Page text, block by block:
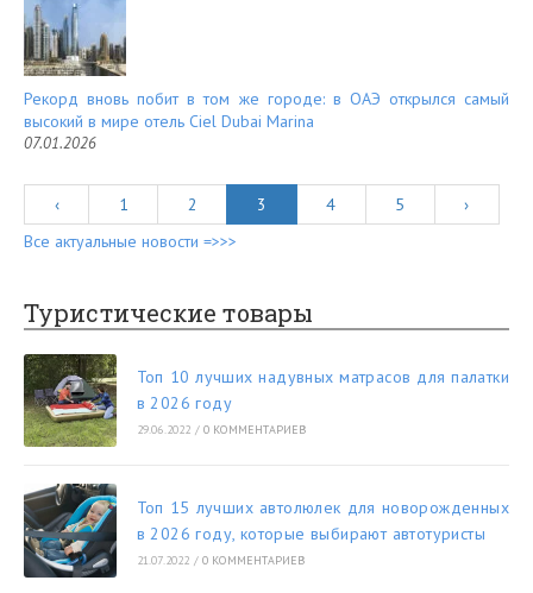
Рекорд вновь побит в том же городе: в ОАЭ открылся самый
высокий в мире отель Ciel Dubai Marina
07.01.2026
‹ 1 2 3 4 5
›
Все актуальные новости =>>>
Туристические товары
Топ 10 лучших надувных матрасов для палатки
в 2026 году
29.06.2022 / 0 КОММЕНТАРИЕВ
Топ 15 лучших автолюлек для новорожденных
в 2026 году, которые выбирают автотуристы
21.07.2022 / 0 КОММЕНТАРИЕВ